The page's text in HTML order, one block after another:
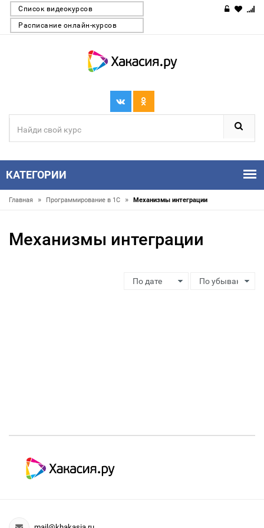
Список видеокурсов
Расписание онлайн-курсов
КАТЕГОРИИ
Главная » Программирование в 1С » Механизмы интеграции
Механизмы интеграции